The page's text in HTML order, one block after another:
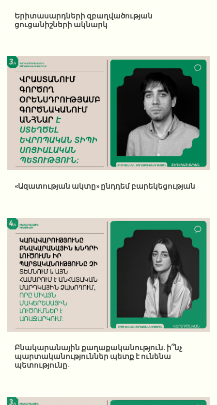
Երիտասարդների զբաղվածության
ցուցանիշների ակնարկ
«Ազատության ակտը» ընդդեմ բարեկեցության
Բնակարանային քաղաքականություն. ի՞նչ
պարտականություններ պետք է ունենա
պետությունը.